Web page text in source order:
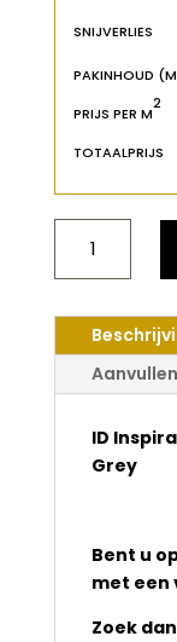
SNIJVERLIES
PAKINHOUD (M
PRIJS PER M
2
TOTAALPRIJS
INSPIRATION
HIGHLAND
GREY
AANTAL
ID
Grey
Bent u
met een
Zoek